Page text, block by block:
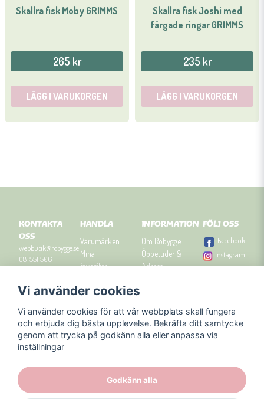
Skallra fisk Moby GRIMMS
265 kr
LÄGG I VARUKORGEN
Skallra fisk Joshi med
färgade ringar GRIMMS
235 kr
LÄGG I VARUKORGEN
KONTAKTA
OSS
webbutik@robygge.se
08-551 506
Orgnummer: 556463-
HANDLA
Varumärken
Mina
favoriter
Om cookies
Presenttips
INFORMATION
Om Robygge
Öppettider &
Adress
Kontakta oss
Nyhetsbrev
Blogg
FÖLJ OSS
Facebook
Instagram
Vi använder cookies
Vi använder cookies för att vår webbplats skall fungera
och erbjuda dig bästa upplevelse. Bekräfta ditt samtycke
genom att trycka på godkänn alla eller anpassa via
inställningar
Godkänn alla